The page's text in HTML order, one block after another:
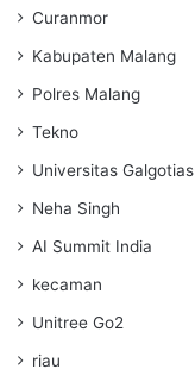
Curanmor
Kabupaten Malang
Polres Malang
Tekno
Universitas Galgotias
Neha Singh
AI Summit India
kecaman
Unitree Go2
riau